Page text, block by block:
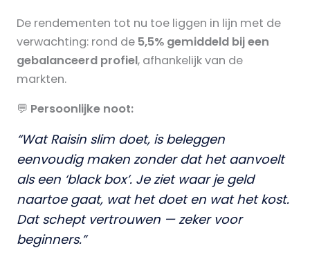
De rendementen tot nu toe liggen in lijn met de
verwachting: rond de 5,5% gemiddeld bij een
gebalanceerd profiel, afhankelijk van de
markten.
💬 Persoonlijke noot:
“Wat Raisin slim doet, is beleggen
eenvoudig maken zonder dat het aanvoelt
als een ‘black box’. Je ziet waar je geld
naartoe gaat, wat het doet en wat het kost.
Dat schept vertrouwen — zeker voor
beginners.”